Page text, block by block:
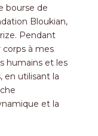
bourse de
Bloukian,
Pendant
à mes
humains et les
en utilisant la
et la